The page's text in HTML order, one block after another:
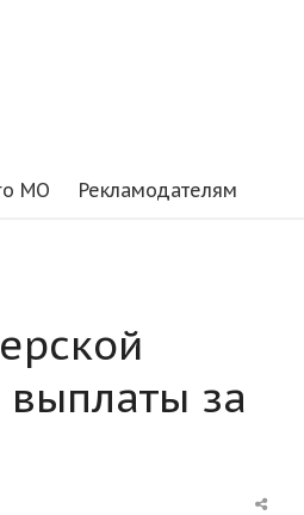
МО Рекламодателям
за
Share